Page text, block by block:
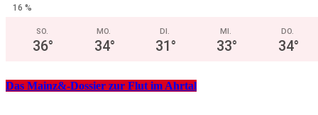
16 %
SO.
36°
MO.
34°
DI.
31°
MI.
33°
DO.
34°
Das Mainz&-Dossier zur Flut im Ahrtal